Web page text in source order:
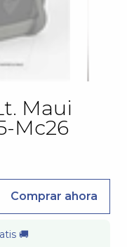
Maui
Mc26
Comprar ahora
🚚